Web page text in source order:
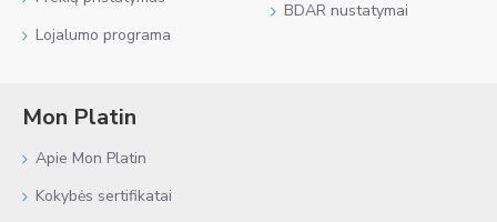
Lojalumo programa
BDAR nustatymai
Mon Platin
Apie Mon Platin
Kokybės sertifikatai